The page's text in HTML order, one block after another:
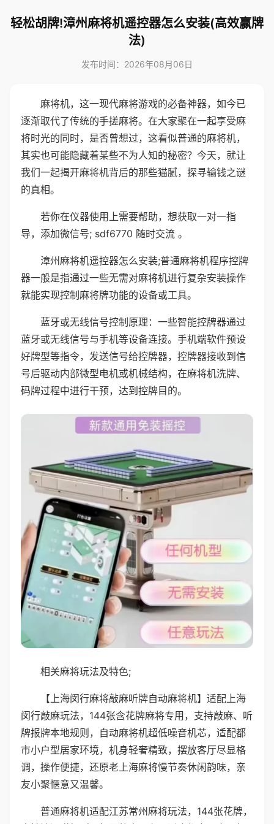
轻松胡牌!漳州麻将机遥控器怎么安装(高效赢牌
法)
发布时间：2026年08月06日
麻将机，这一现代麻将游戏的必备神器，如今已
逐渐取代了传统的手搓麻将。在大家聚在一起享受麻
将时光的同时，是否曾想过，这看似普通的麻将机，
其实也可能隐藏着某些不为人知的秘密？今天，就让
我们一起揭开麻将机背后的那些猫腻，探寻输钱之谜
的真相。
若你在仪器使用上需要帮助，想获取一对一指
导，添加微信号; sdf6770 随时交流 。
漳州麻将机遥控器怎么安装;普通麻将机程序控牌
器一般是指通过一些无需对麻将机进行复杂安装操作
就能实现控制麻将牌功能的设备或工具。
蓝牙或无线信号控制原理：一些智能控牌器通过
蓝牙或无线信号与手机等设备连接。手机端软件预设
好牌型等指令，发送信号给控牌器，控牌器接收到信
号后驱动内部微型电机或机械结构，在麻将机洗牌、
码牌过程中进行干预，达到控牌目的。
相关麻将玩法及特色;
【上海闵行麻将敲麻听牌自动麻将机】适配上海
闵行敲麻玩法，144张含花牌麻将专用，支持敲麻、听
牌报牌本地规则，自动麻将机超低噪音机芯，适配都
市小户型居家环境，机身轻奢精致，摆放客厅尽显格
调，操作便捷，还原老上海麻将慢节奏休闲韵味，亲
友小聚惬意又温馨。
普通麻将机适配江苏常州麻将玩法，144张花牌，